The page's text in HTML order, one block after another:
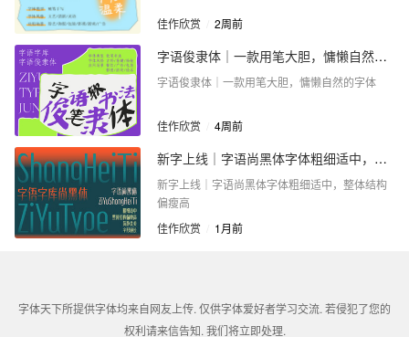
佳作欣赏 2周前
字语俊隶体｜一款用笔大胆，慵懒自然的字体
字语俊隶体｜一款用笔大胆，慵懒自然的字体
佳作欣赏 4周前
新字上线｜字语尚黑体字体粗细适中，整体结构偏瘦高
新字上线｜字语尚黑体字体粗细适中，整体结构
偏瘦高
佳作欣赏
1月前
字体天下所提供字体均来自网友上传. 仅供字体爱好者学习交流. 若侵犯了您的
权利请来信告知. 我们将立即处理.